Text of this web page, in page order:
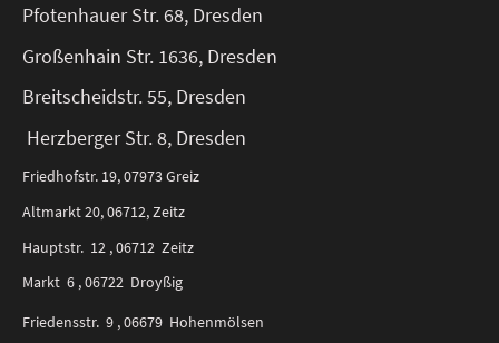
Pfotenhauer Str. 68, Dresden
Großenhain Str. 1636, Dresden
Breitscheidstr. 55, Dresden
Herzberger Str. 8, Dresden
Friedhofstr. 19, 07973 Greiz
Altmarkt 20, 06712, Zeitz
Hauptstr. 12 , 06712 Zeitz
Markt 6 , 06722 Droyßig
Friedensstr. 9 , 06679 Hohenmölsen